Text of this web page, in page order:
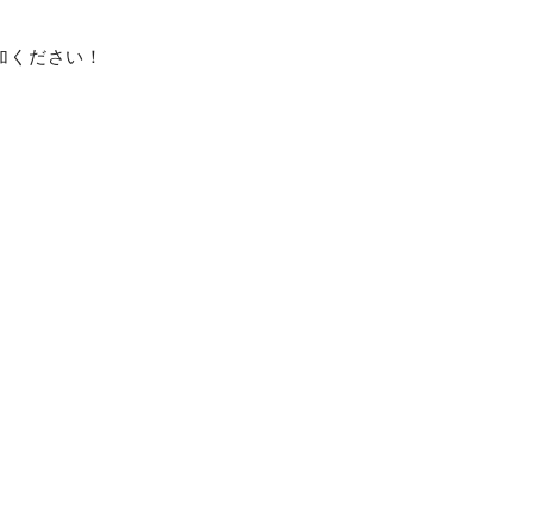
ださい！